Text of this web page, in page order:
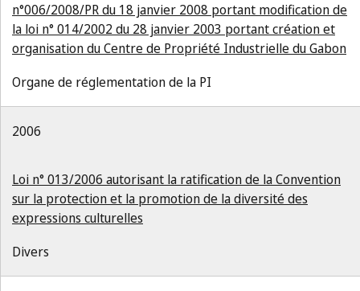
n°006/2008/PR du 18 janvier 2008 portant modification de
la loi n° 014/2002 du 28 janvier 2003 portant création et
organisation du Centre de Propriété Industrielle du Gabon
Organe de réglementation de la PI
2006
Loi n° 013/2006 autorisant la ratification de la Convention
sur la protection et la promotion de la diversité des
expressions culturelles
Divers